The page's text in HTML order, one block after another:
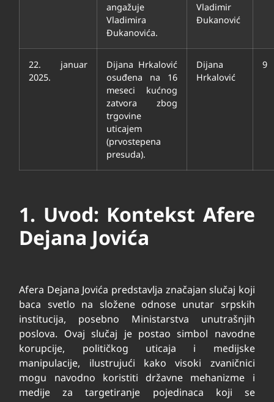
angažuje
Vladimira
Đukanovića.
Vladimir
Đukanović
22. januar
2025.
Dijana Hrkalović
osuđena na 16
meseci kućnog
zatvora zbog
trgovine
uticajem
(prvostepena
presuda).
Dijana
Hrkalović
9
1. Uvod: Kontekst Afere
Dejana Jovića
Afera Dejana Jovića predstavlja značajan slučaj koji
baca svetlo na složene odnose unutar srpskih
institucija, posebno Ministarstva unutrašnjih
poslova. Ovaj slučaj je postao simbol navodne
korupcije, političkog uticaja i medijske
manipulacije, ilustrujući kako visoki zvaničnici
mogu navodno koristiti državne mehanizme i
medije za targetiranje pojedinaca koji se